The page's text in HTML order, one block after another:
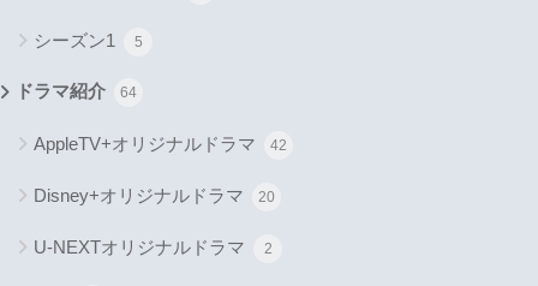
シーズン1 5
ドラマ紹介 64
AppleTV+オリジナルドラマ 42
Disney+オリジナルドラマ 20
U-NEXTオリジナルドラマ 2